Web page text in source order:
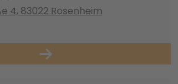
4, 83022 Rosenheim